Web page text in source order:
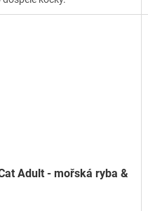
Adult - mořská ryba &